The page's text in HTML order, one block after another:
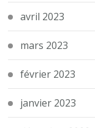
avril 2023
mars 2023
février 2023
janvier 2023